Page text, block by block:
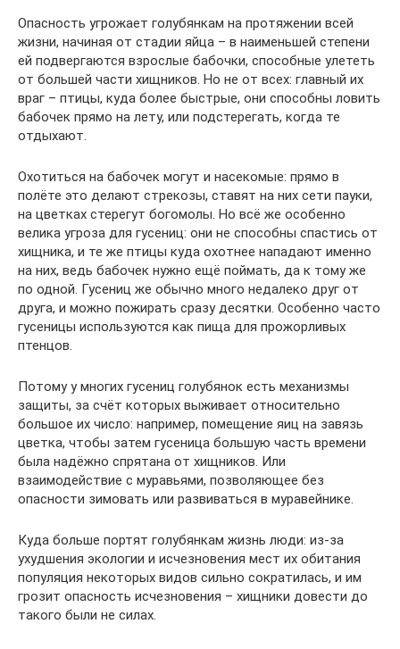
Опасность угрожает голубянкам на протяжении всей
жизни, начиная от стадии яйца – в наименьшей степени
ей подвергаются взрослые бабочки, способные улететь
от большей части хищников. Но не от всех: главный их
враг – птицы, куда более быстрые, они способны ловить
бабочек прямо на лету, или подстерегать, когда те
отдыхают.
Охотиться на бабочек могут и насекомые: прямо в
полёте это делают стрекозы, ставят на них сети пауки,
на цветках стерегут богомолы. Но всё же особенно
велика угроза для гусениц: они не способны спастись от
хищника, и те же птицы куда охотнее нападают именно
на них, ведь бабочек нужно ещё поймать, да к тому же
по одной. Гусениц же обычно много недалеко друг от
друга, и можно пожирать сразу десятки. Особенно часто
гусеницы используются как пища для прожорливых
птенцов.
Потому у многих гусениц голубянок есть механизмы
защиты, за счёт которых выживает относительно
большое их число: например, помещение яиц на завязь
цветка, чтобы затем гусеница большую часть времени
была надёжно спрятана от хищников. Или
взаимодействие с муравьями, позволяющее без
опасности зимовать или развиваться в муравейнике.
Куда больше портят голубянкам жизнь люди: из-за
ухудшения экологии и исчезновения мест их обитания
популяция некоторых видов сильно сократилась, и им
грозит опасность исчезновения – хищники довести до
такого были не силах.